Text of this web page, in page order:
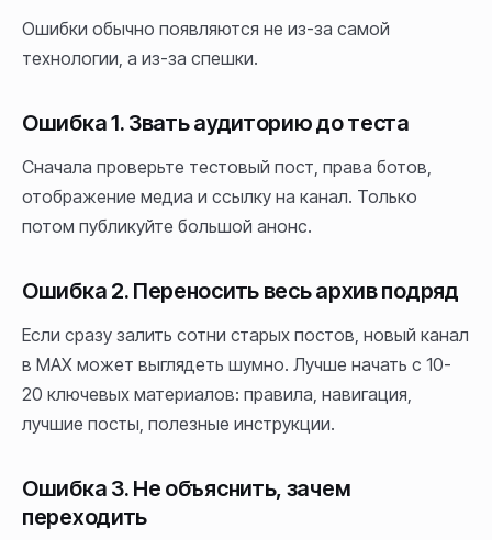
Ошибки обычно появляются не из-за самой
технологии, а из-за спешки.
Ошибка 1. Звать аудиторию до теста
Сначала проверьте тестовый пост, права ботов,
отображение медиа и ссылку на канал. Только
потом публикуйте большой анонс.
Ошибка 2. Переносить весь архив подряд
Если сразу залить сотни старых постов, новый канал
в MAX может выглядеть шумно. Лучше начать с 10-
20 ключевых материалов: правила, навигация,
лучшие посты, полезные инструкции.
Ошибка 3. Не объяснить, зачем
переходить